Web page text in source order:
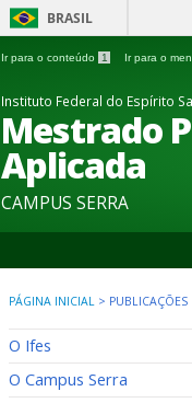
BRASIL
Ir para o conteúdo 1 Ir para o
Instituto Federal do Espírito
Mestrado
Aplicada
CAMPUS SERRA
PÁGINA INICIAL > PUBLICAÇÕES
O Ifes
O Campus Serra